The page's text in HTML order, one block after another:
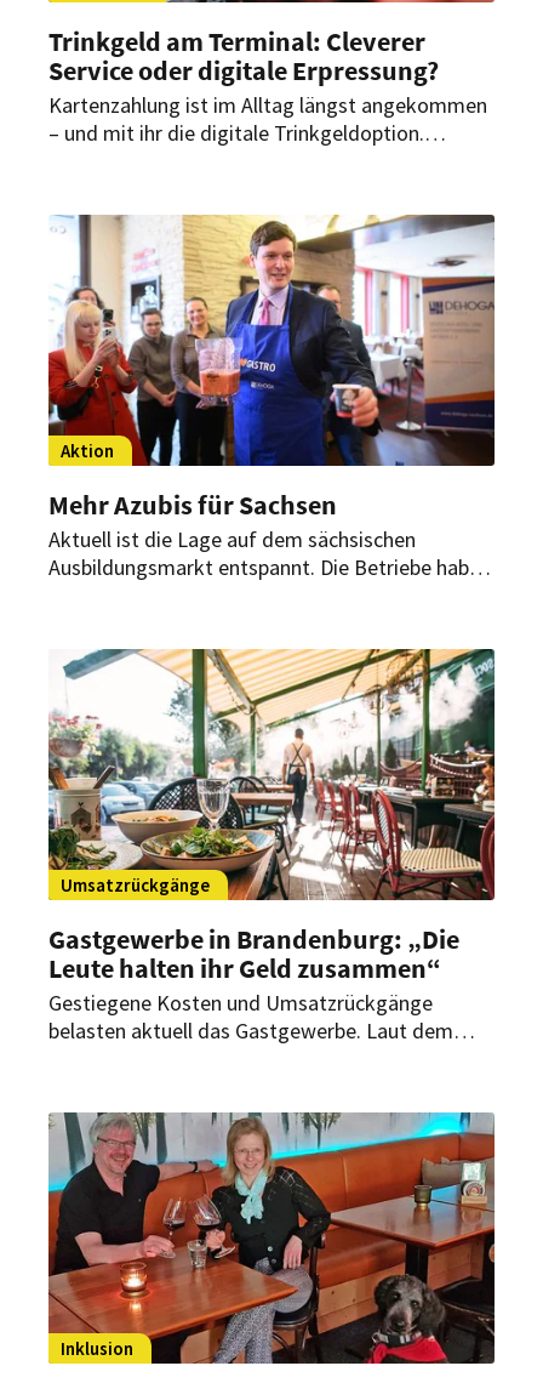
Trinkgeld am Terminal: Cleverer
Service oder digitale Erpressung?
Kartenzahlung ist im Alltag längst angekommen
– und mit ihr die digitale Trinkgeldoption.
Trinkgeld dadurch zur Pflicht? HOGAPAGE hat
beim Dehoga nachgefragt – und zeigt, worauf
Betriebe beim digitalen Trinkgeld achten sollten.
Aktion
Mehr Azubis für Sachsen
Aktuell ist die Lage auf dem sächsischen
Ausbildungsmarkt entspannt. Die Betriebe haben
bleibt, startet der Dehoga eine Werbekampagne
für das Gastgewerbe und erneuert eine
Kooperation für den Tourismusbereich.
Umsatzrückgänge
Gastgewerbe in Brandenburg: „Die
Leute halten ihr Geld zusammen“
Gestiegene Kosten und Umsatzrückgänge
belasten aktuell das Gastgewerbe. Laut dem
Restaurantbesuchen. Hoffnung auf Entlastung
machen ein paar Wahlprogramme.
Inklusion